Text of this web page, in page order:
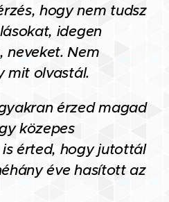
hogy nem tudsz
idegen
neveket. Nem
mit olvastál.
érzed magad
közepes
is érted, hogy jutottál
éve hasított az